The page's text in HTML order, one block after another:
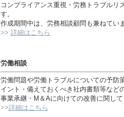
コンプライアンス重視・労務トラブルリ
す。
作成期間中は、労務相談顧問も兼ねてい
>> 詳細はこちら
労働相談
労働問題や労働トラブルについての予防
イント・備えておくべき社内書類等など
事業承継・M＆Aに向けての改善に関し
>>詳細はこちら